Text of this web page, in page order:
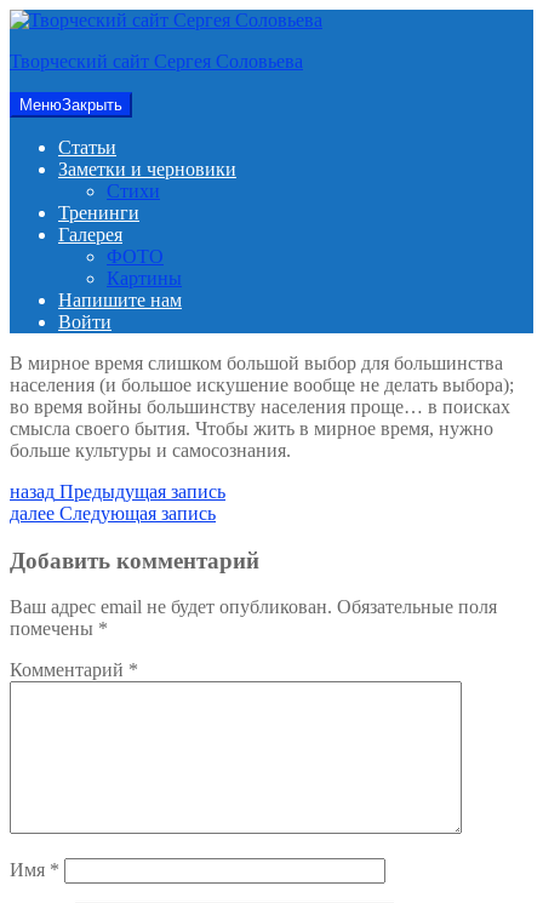
Перейти
содержимому
Творческий сайт Сергея Соловьева
МенюЗакрыть
Статьи
Заметки и черновики
Стихи
Тренинги
Галерея
ФОТО
Картины
Напишите нам
Войти
В мирное время слишком большой выбор для большинства
населения (и большое искушение вообще не делать выбора);
во время войны большинству населения проще… в поисках
смысла своего бытия. Чтобы жить в мирное время, нужно
больше культуры и самосознания.
Навигация
по
записям
назад Предыдущая
запись:
Предыдущая запись
далее Следующая
Следующая запись
Добавить комментарий
Ваш адрес email не будет опубликован. Обязательные поля
помечены *
Комментарий *
Имя *